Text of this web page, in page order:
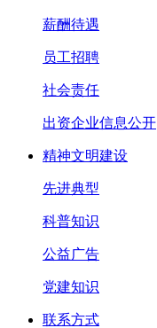
薪酬待遇
员工招聘
社会责任
出资企业信息公开
精神文明建设
先进典型
科普知识
公益广告
党建知识
联系方式